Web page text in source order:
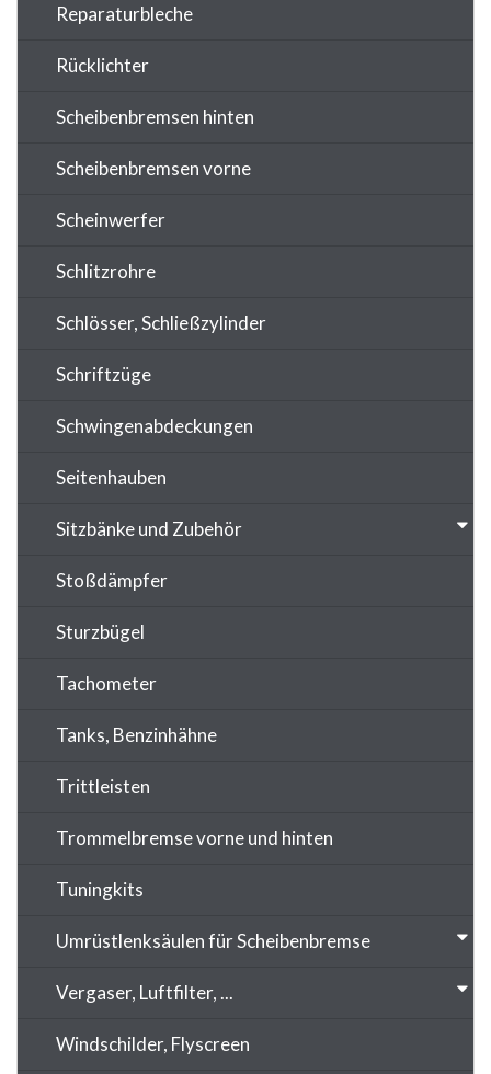
Reparaturbleche
Rücklichter
Scheibenbremsen hinten
Scheibenbremsen vorne
Scheinwerfer
Schlitzrohre
Schlösser, Schließzylinder
Schriftzüge
Schwingenabdeckungen
Seitenhauben
Sitzbänke und Zubehör
Stoßdämpfer
Sturzbügel
Tachometer
Tanks, Benzinhähne
Trittleisten
Trommelbremse vorne und hinten
Tuningkits
Umrüstlenksäulen für Scheibenbremse
Vergaser, Luftfilter, ...
Windschilder, Flyscreen